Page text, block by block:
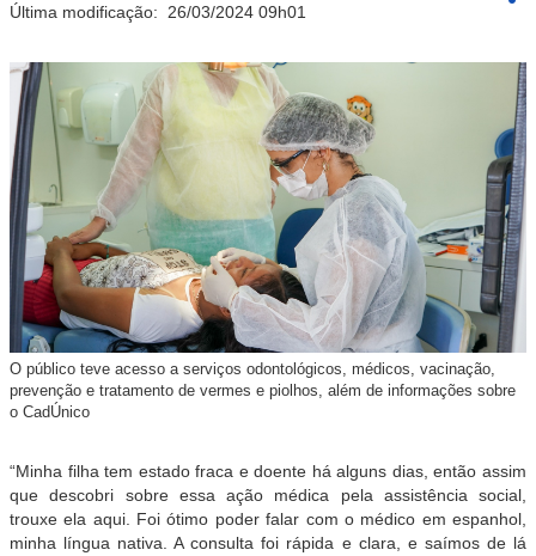
Última modificação: 26/03/2024 09h01
O público teve acesso a serviços odontológicos, médicos, vacinação,
prevenção e tratamento de vermes e piolhos, além de informações sobre
o CadÚnico
“Minha filha tem estado fraca e doente há alguns dias, então assim
que descobri sobre essa ação médica pela assistência social,
trouxe ela aqui. Foi ótimo poder falar com o médico em espanhol,
minha língua nativa. A consulta foi rápida e clara, e saímos de lá